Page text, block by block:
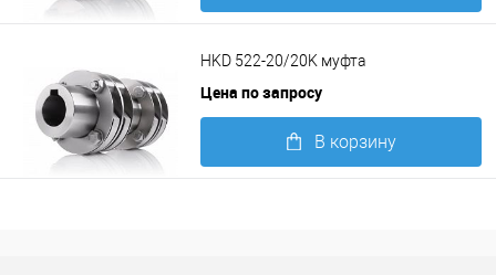
HKD 522-20/20K муфта
Цена по запросу
В корзину